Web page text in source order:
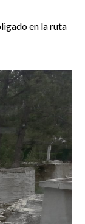
en la ruta